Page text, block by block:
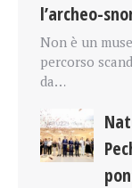
l’archeo-
Non è un
percorso
da…